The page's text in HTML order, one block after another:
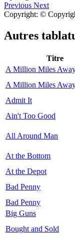
Previous Next
Copyright: ©
Autres
Titre
A Million Miles
A Million Miles
Admit It
Ain't Too Good
All Around Man
At the Bottom
At the Depot
Bad Penny
Bad Penny
Big Guns
Bought and Sold